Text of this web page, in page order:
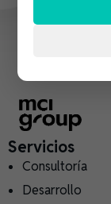
Servicios
Consultoría
Desarrollo